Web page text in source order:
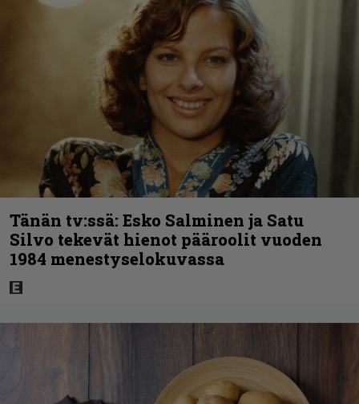
Tänän tv:ssä: Esko Salminen ja Satu
Silvo tekevät hienot pääroolit vuoden
1984 menestyselokuvassa